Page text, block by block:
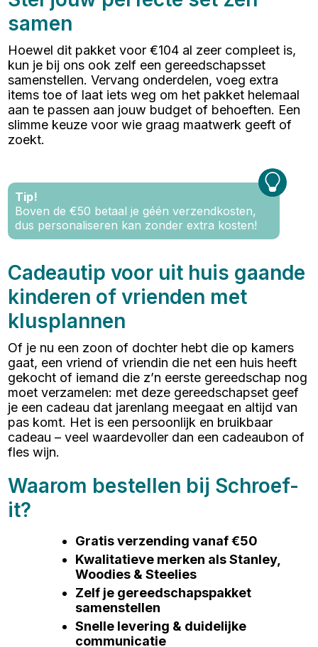
samen
Hoewel dit pakket voor €104 al zeer compleet is,
kun je bij ons ook zelf een gereedschapsset
samenstellen. Vervang onderdelen, voeg extra
items toe of laat iets weg om het pakket helemaal
aan te passen aan jouw budget of behoeften. Een
slimme keuze voor wie graag maatwerk geeft of
zoekt.
Tip!
Boven de €50 betaal je géén verzendkosten,
dus personaliseren kan zonder extra kosten!
Cadeautip voor uit huis gaande
kinderen of vrienden met
klusplannen
Of je nu een zoon of dochter hebt die op kamers
gaat, een vriend of vriendin die net een huis heeft
gekocht of iemand die z’n eerste gereedschap nog
moet verzamelen: met deze gereedschapset geef
je een cadeau dat jarenlang meegaat en altijd van
pas komt. Het is een persoonlijk en bruikbaar
cadeau – veel waardevoller dan een cadeaubon of
fles wijn.
Waarom bestellen bij Schroef-
it?
Gratis verzending vanaf €50
Kwalitatieve merken als Stanley,
Woodies & Steelies
Zelf je gereedschapspakket
samenstellen
Snelle levering & duidelijke
communicatie